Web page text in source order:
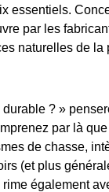
essentiels.
par les
naturelles de la
? »
par là
de chasse,
(et plus
également